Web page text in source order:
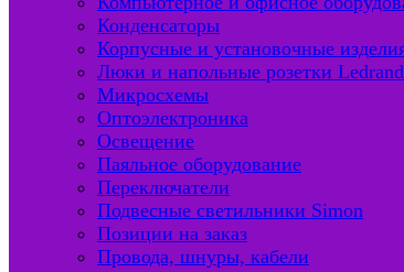
Конденсаторы
Корпусные и установочные
Люки и напольные розетки Ledrand
Микросхемы
Оптоэлектроника
Освещение
Паяльное оборудование
Переключатели
Подвесные светильники Simon
Позиции на заказ
Провода, шнуры, кабели